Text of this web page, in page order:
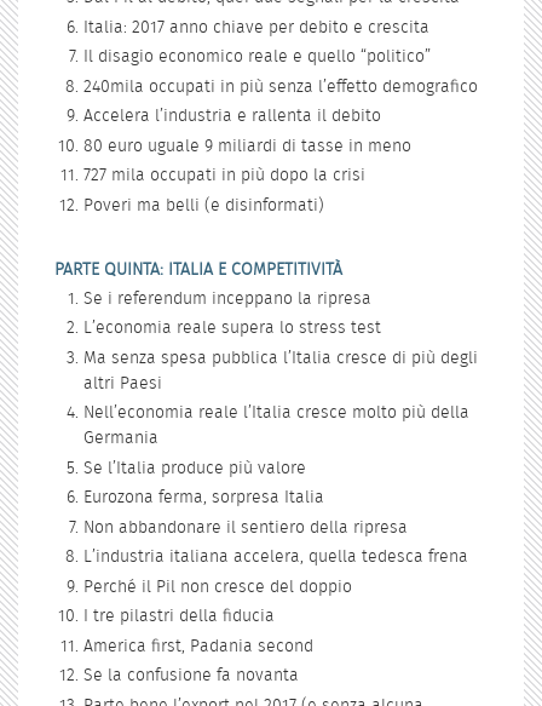
Italia: 2017 anno chiave per debito e crescita
Il disagio economico reale e quello “politico”
240mila occupati in più senza l’effetto demografico
Accelera l’industria e rallenta il debito
80 euro uguale 9 miliardi di tasse in meno
727 mila occupati in più dopo la crisi
Poveri ma belli (e disinformati)
PARTE QUINTA: ITALIA E COMPETITIVITÀ
Se i referendum inceppano la ripresa
L’economia reale supera lo stress test
Ma senza spesa pubblica l’Italia cresce di più degli
altri Paesi
Nell’economia reale l’Italia cresce molto più della
Germania
Se l’Italia produce più valore
Eurozona ferma, sorpresa Italia
Non abbandonare il sentiero della ripresa
L’industria italiana accelera, quella tedesca frena
Perché il Pil non cresce del doppio
I tre pilastri della fiducia
America first, Padania second
Se la confusione fa novanta